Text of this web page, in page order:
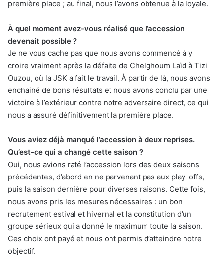
première place ; au final, nous l’avons obtenue à la loyale.
À quel moment avez-vous réalisé que l’accession
devenait possible ?
Je ne vous cache pas que nous avons commencé à y
croire vraiment après la défaite de Chelghoum Laïd à Tizi
Ouzou, où la JSK a fait le travail. À partir de là, nous avons
enchaîné de bons résultats et nous avons conclu par une
victoire à l’extérieur contre notre adversaire direct, ce qui
nous a assuré définitivement la première place.
Vous aviez déjà manqué l’accession à deux reprises.
Qu’est-ce qui a changé cette saison ?
Oui, nous avions raté l’accession lors des deux saisons
précédentes, d’abord en ne parvenant pas aux play-offs,
puis la saison dernière pour diverses raisons. Cette fois,
nous avons pris les mesures nécessaires : un bon
recrutement estival et hivernal et la constitution d’un
groupe sérieux qui a donné le maximum toute la saison.
Ces choix ont payé et nous ont permis d’atteindre notre
objectif.